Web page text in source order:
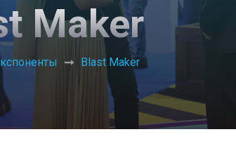
Maker
Blast Maker